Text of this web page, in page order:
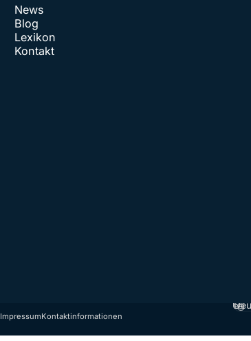
News
Blog
Lexikon
Kontakt
ImpressumKontaktinformationen